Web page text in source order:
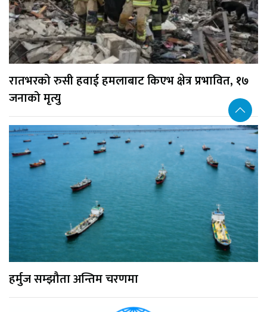
रातभरको रुसी हवाई हमलाबाट किएभ क्षेत्र प्रभावित, १७
जनाको मृत्यु
हर्मुज सम्झौता अन्तिम चरणमा